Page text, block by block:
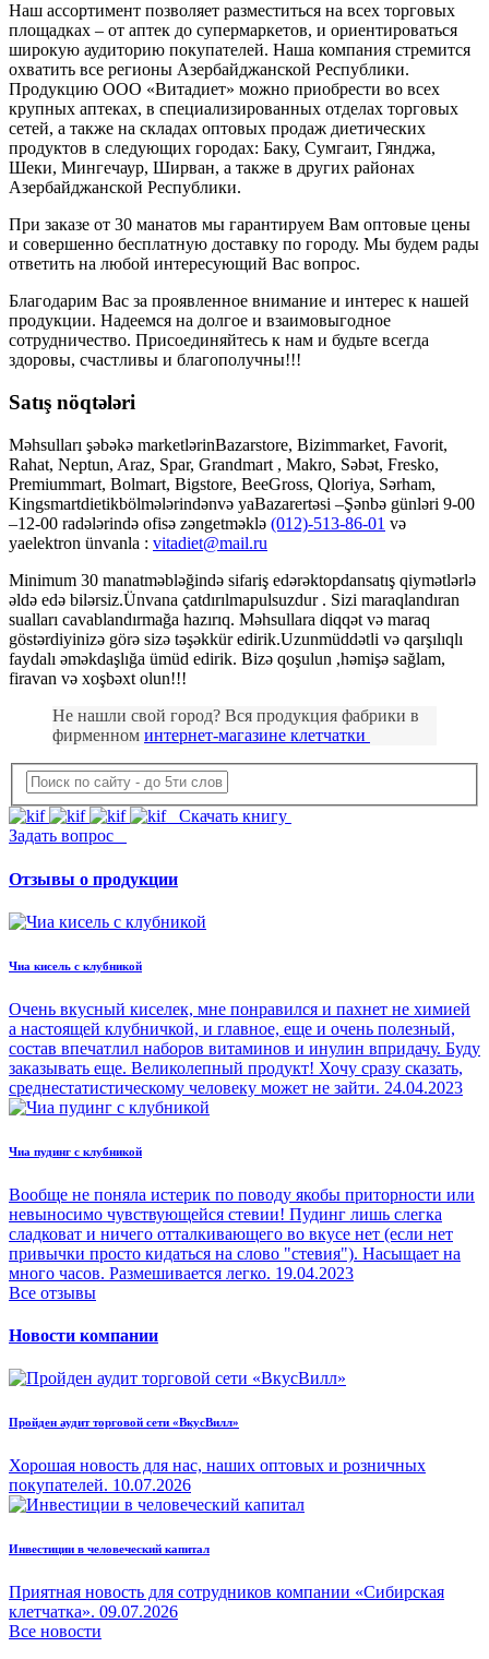
Наш ассортимент позволяет разместиться на всех торговых
площадках – от аптек до супермаркетов, и ориентироваться
широкую аудиторию покупателей. Наша компания стремится
охватить все регионы Азербайджанской Республики.
Продукцию ООО «Витадиет» можно приобрести во всех
крупных аптеках, в специализированных отделах торговых
сетей, а также на складах оптовых продаж диетических
продуктов в следующих городах: Баку, Сумгаит, Гянджа,
Шеки, Мингечаур, Ширван, а также в других районах
Азербайджанской Республики.
При заказе от 30 манатов мы гарантируем Вам оптовые цены
и совершенно бесплатную доставку по городу. Мы будем рады
ответить на любой интересующий Вас вопрос.
Благодарим Вас за проявленное внимание и интерес к нашей
продукции. Надеемся на долгое и взаимовыгодное
сотрудничество. Присоединяйтесь к нам и будьте всегда
здоровы, счастливы и благополучны!!!
Satış nöqtələri
Məhsulları şəbəkə marketlərinBazarstore, Bizimmarket, Favorit,
Rahat, Neptun, Araz, Spar, Grandmart , Makro, Səbət, Fresko,
Premiummart, Bolmart, Bigstore, BeeGross, Qloriya, Sərham,
Kingsmartdietikbölmələrindənvə yaBazarertəsi –Şənbə günləri 9-00
–12-00 radələrində ofisə zəngetməklə (012)-513-86-01 və
yaelektron ünvanla : vitadiet@mail.ru
Minimum 30 manatməbləğində sifariş edərəktopdansatış qiymətlərlə
əldə edə bilərsiz.Ünvana çatdırılmapulsuzdur . Sizi maraqlandıran
sualları cavablandırmağa hazırıq. Məhsullara diqqət və maraq
göstərdiyinizə görə sizə təşəkkür edirik.Uzunmüddətli və qarşılıqlı
faydalı əməkdaşlığa ümüd edirik. Bizə qoşulun ,həmişə sağlam,
firavan və xoşbəxt olun!!!
Не нашли свой город? Вся продукция фабрики в
фирменном интернет-магазине клетчатки
Скачать книгу
Задать вопрос
Отзывы о продукции
Чиа кисель с клубникой
Очень вкусный киселек, мне понравился и пахнет не химией
а настоящей клубничкой, и главное, еще и очень полезный,
состав впечатлил наборов витаминов и инулин впридачу. Буду
заказывать еще. Великолепный продукт! Хочу сразу сказать,
среднестатистическому человеку может не зайти. 24.04.2023
Чиа пудинг с клубникой
Вообще не поняла истерик по поводу якобы приторности или
невыносимо чувствующейся стевии! Пудинг лишь слегка
сладковат и ничего отталкивающего во вкусе нет (если нет
привычки просто кидаться на слово "стевия"). Насыщает на
много часов. Размешивается легко. 19.04.2023
Все отзывы
Новости компании
Пройден аудит торговой сети «ВкусВилл»
Хорошая новость для нас, наших оптовых и розничных
покупателей. 10.07.2026
Инвестиции в человеческий капитал
Приятная новость для сотрудников компании «Сибирская
клетчатка». 09.07.2026
Все новости